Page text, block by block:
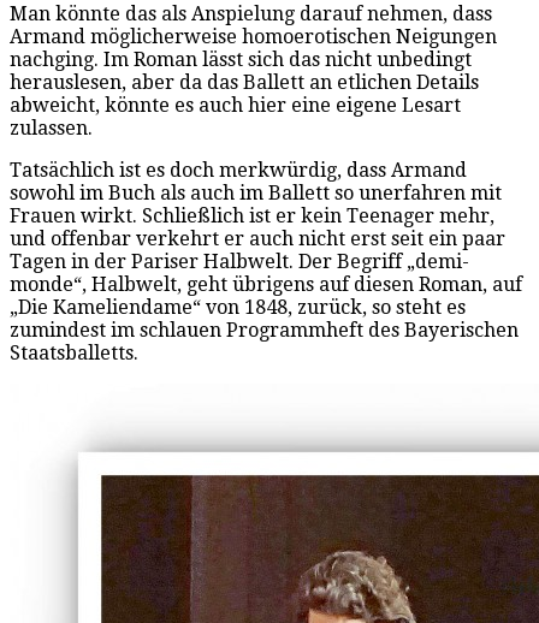
Man könnte das als Anspielung darauf nehmen, dass
Armand möglicherweise homoerotischen Neigungen
nachging. Im Roman lässt sich das nicht unbedingt
herauslesen, aber da das Ballett an etlichen Details
abweicht, könnte es auch hier eine eigene Lesart
zulassen.
Tatsächlich ist es doch merkwürdig, dass Armand
sowohl im Buch als auch im Ballett so unerfahren mit
Frauen wirkt. Schließlich ist er kein Teenager mehr,
und offenbar verkehrt er auch nicht erst seit ein paar
Tagen in der Pariser Halbwelt. Der Begriff „demi-
monde“, Halbwelt, geht übrigens auf diesen Roman, auf
„Die Kameliendame“ von 1848, zurück, so steht es
zumindest im schlauen Programmheft des Bayerischen
Staatsballetts.